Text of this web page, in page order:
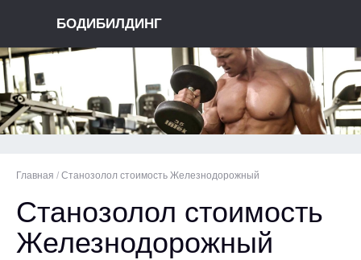
БОДИБИЛДИНГ
Главная / Станозолол стоимость Железнодорожный
Станозолол стоимость
Железнодорожный